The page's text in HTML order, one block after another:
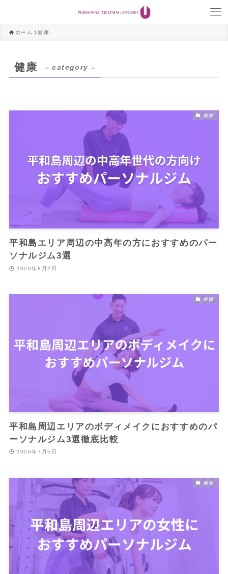
ホーム 健康
健康 – category –
健康
平和島エリア周辺の中高年の方におすすめのパー
ソナルジム3選
2026年8月2日
健康
平和島周辺エリアのボディメイクにおすすめのパ
ーソナルジム3選徹底比較
2026年7月5日
健康